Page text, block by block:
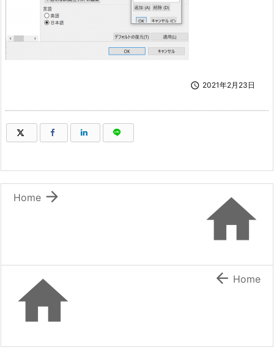
 2021年2月23日
（新しいウィンドウで開きます）
（新しいウィンドウで開きます）
（新しいウィンドウで開きます）
（新しいウィンドウで開きます）


Home
  Home